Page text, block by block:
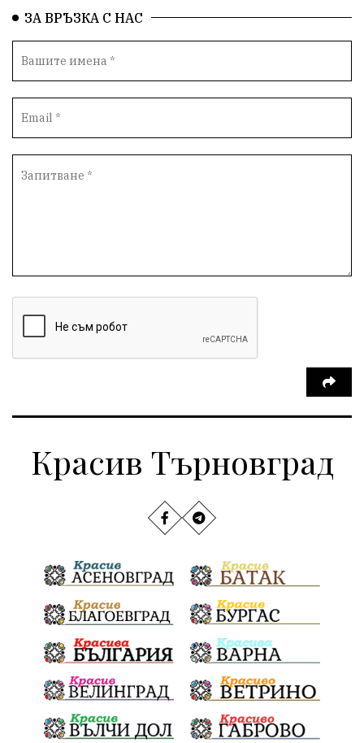
ЗА ВРЪЗКА С НАС
Красив Търновград